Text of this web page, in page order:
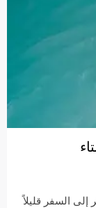
السفر قليلاً